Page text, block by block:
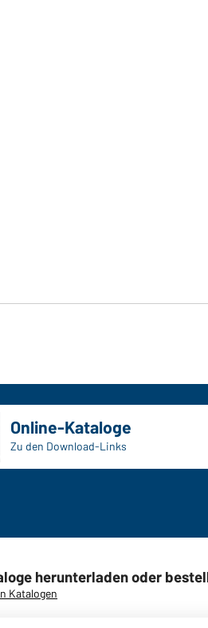
Online-Kataloge
Zu den Download-Links
herunterladen oder
Katalogen